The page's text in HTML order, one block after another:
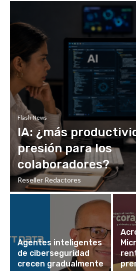
Flash News
IA: ¿más
presión para los
colaboradores?
Reseller Redactores
Agentes inteligentes
de ciberseguridad
crecen gradualmente